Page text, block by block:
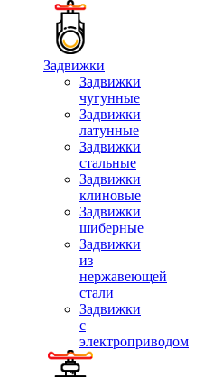
Задвижки
Задвижки
чугунные
Задвижки
латунные
Задвижки
стальные
Задвижки
клиновые
Задвижки
шиберные
Задвижки
из
нержавеющей
стали
Задвижки
с
электроприводом